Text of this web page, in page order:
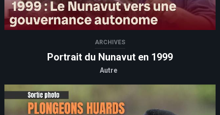
ARCHIVES
Portrait du Nunavut en 1999
Autre